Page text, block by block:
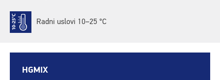
Radni uslovi 10–25 °C
HGMIX